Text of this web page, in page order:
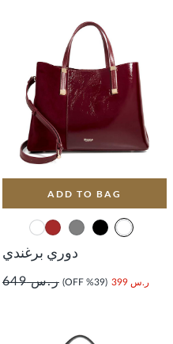
ADD TO BAG
دوري برغندي
ر.س 399 (39% OFF) ر.س 649